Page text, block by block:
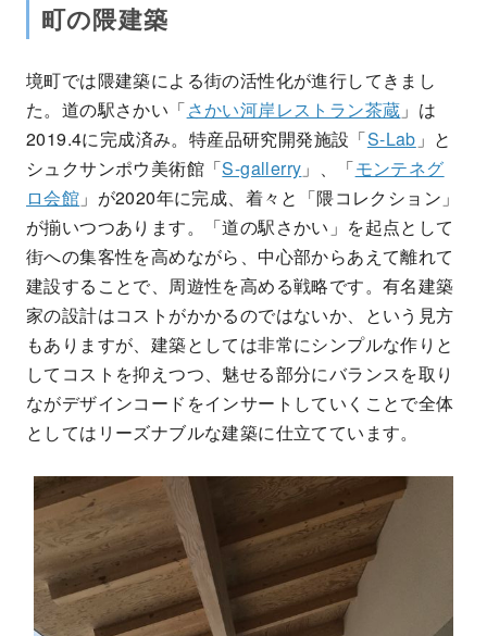
町の隈建築
境町では隈建築による街の活性化が進行してきまし
た。道の駅さかい「さかい河岸レストラン茶蔵 」は
2019.4に完成済み。特産品研究開発施設「S-Lab 」と
シュクサンポウ美術館「S-gallerry 」、「モンテネグ
ロ会館 」が2020年に完成、着々と「隈コレクション」
が揃いつつあります。「道の駅さかい」を起点として
街への集客性を高めながら、中心部からあえて離れて
建設することで、周遊性を高める戦略です。有名建築
家の設計はコストがかかるのではないか、という見方
もありますが、建築としては非常にシンプルな作りと
してコストを抑えつつ、魅せる部分にバランスを取り
ながデザインコードをインサートしていくことで全体
としてはリーズナブルな建築に仕立てています。